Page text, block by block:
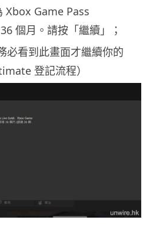
Xbox Game Pass
個月。請按「繼續」；
必看到此畫面才繼續你的
登記流程）